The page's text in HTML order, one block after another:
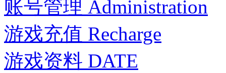
账号管理 Administration
游戏充值 Recharge
游戏资料 DATE